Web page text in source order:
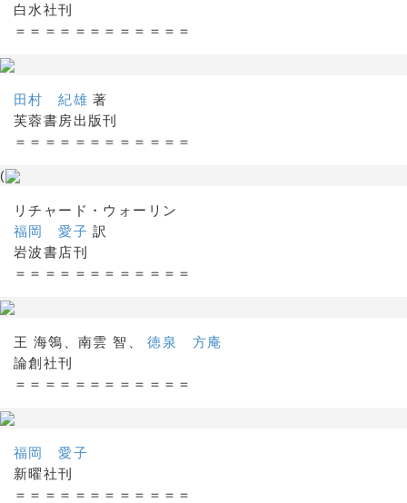
白水社刊
＝＝＝＝＝＝＝＝＝＝＝＝
田村 紀雄 著
芙蓉書房出版刊
＝＝＝＝＝＝＝＝＝＝＝＝
(
リチャード・ウォーリン
福岡 愛子 訳
岩波書店刊
＝＝＝＝＝＝＝＝＝＝＝＝
王 海鴒、南雲 智、徳泉 方庵
論創社刊
＝＝＝＝＝＝＝＝＝＝＝＝
福岡 愛子
新曜社刊
＝＝＝＝＝＝＝＝＝＝＝＝